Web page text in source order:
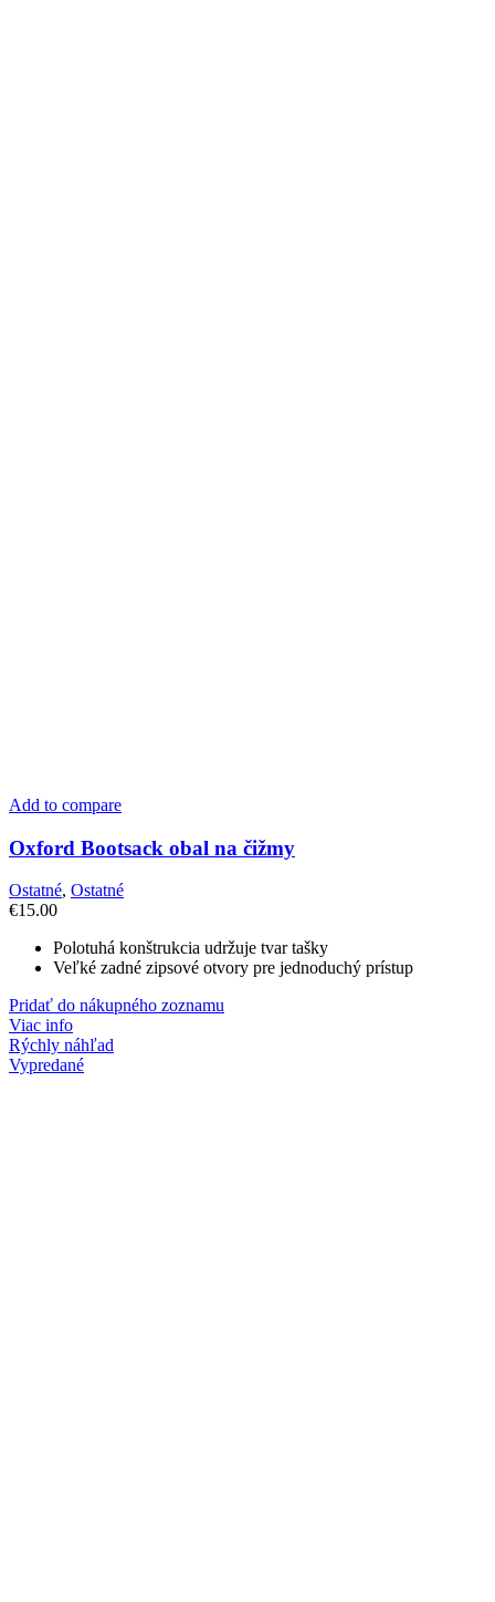
Add to compare
Oxford Bootsack obal na čižmy
Ostatné, Ostatné
€15.00
Polotuhá konštrukcia udržuje tvar tašky
Veľké zadné zipsové otvory pre jednoduchý prístup
Pridať do nákupného zoznamu
Viac info
Rýchly náhľad
Vypredané